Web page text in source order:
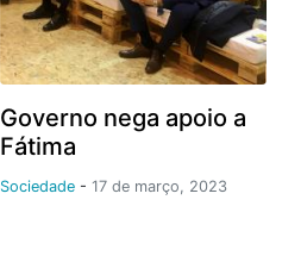
Governo nega apoio a
Fátima
Sociedade -17 de março, 2023